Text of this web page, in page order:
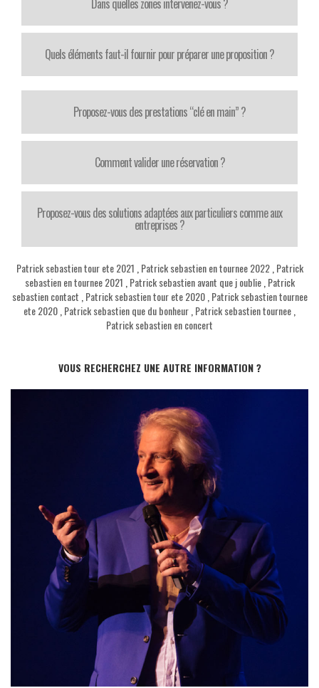
Quels éléments faut-il fournir pour préparer une proposition ?
Proposez-vous des prestations “clé en main” ?
Comment valider une réservation ?
Proposez-vous des solutions adaptées aux particuliers comme aux
entreprises ?
Patrick sebastien tour ete 2021 Patrick sebastien en tournee 2022, Patrick
sebastien en tournee 2021 Patrick sebastien avant que j oublie, Patrick
sebastien contact Patrick sebastien tour ete 2020, Patrick sebastien tournee
ete 2020 Patrick sebastien que du bonheur Patrick sebastien tournee
Patrick sebastien en concert
VOUS RECHERCHEZ UNE AUTRE INFORMATION ?